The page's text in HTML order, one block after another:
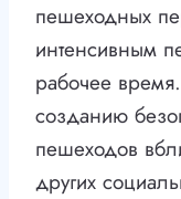
пешеходных
интенсивным
рабочее
созданию
пешеходов
других